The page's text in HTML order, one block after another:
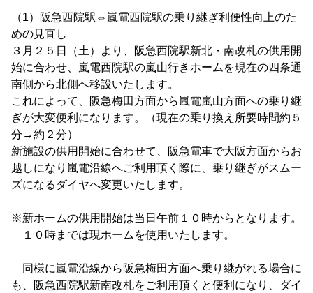
（1）阪急西院駅⇔嵐電西院駅の乗り継ぎ利便性向上のた
めの見直し
３月２５日（土）より、阪急西院駅新北・南改札の供用開
始に合わせ、嵐電西院駅の嵐山行きホームを現在の四条通
南側から北側へ移設いたします。
これによって、阪急梅田方面から嵐電嵐山方面への乗り継
ぎが大変便利になります。（現在の乗り換え所要時間約５
分→約２分）
新施設の供用開始に合わせて、阪急電車で大阪方面からお
越しになり嵐電沿線へご利用頂く際に、乗り継ぎがスムー
ズになるダイヤへ変更いたします。
※新ホームの供用開始は当日午前１０時からとなります。
１０時までは現ホームを使用いたします。
同様に嵐電沿線から阪急梅田方面へ乗り継がれる場合に
も、阪急西院駅新南改札をご利用頂くと便利になり、ダイ